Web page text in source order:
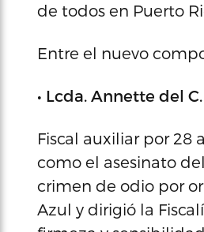
de todos en Puerto
Entre el nuevo
• Lcda. Annette del
Fiscal auxiliar por 28
como el asesinato
crimen de odio por
Azul y dirigió la